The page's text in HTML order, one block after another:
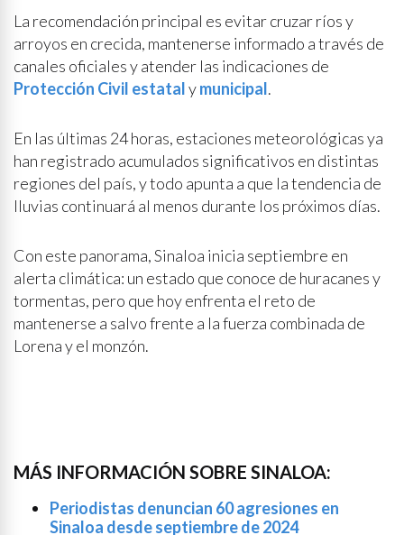
La recomendación principal es evitar cruzar ríos y
arroyos en crecida, mantenerse informado a través de
canales oficiales y atender las indicaciones de
Protección Civil estatalymunicipal.
En las últimas 24 horas, estaciones meteorológicas ya
han registrado acumulados significativos en distintas
regiones del país, y todo apunta a que la tendencia de
lluvias continuará al menos durante los próximos días.
Con este panorama, Sinaloa inicia septiembre en
alerta climática: un estado que conoce de huracanes y
tormentas, pero que hoy enfrenta el reto de
mantenerse a salvo frente a la fuerza combinada de
Lorena y el monzón.
MÁS INFORMACIÓN SOBRE SINALOA:
Periodistas denuncian 60 agresiones en
Sinaloa desde septiembre de 2024